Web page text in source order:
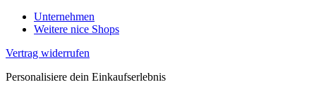
Unternehmen
Weitere nice Shops
Vertrag widerrufen
Personalisiere dein Einkaufserlebnis